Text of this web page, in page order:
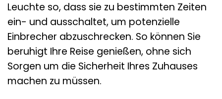
Leuchte so, dass sie zu bestimmten Zeiten
ein- und ausschaltet, um potenzielle
Einbrecher abzuschrecken. So können Sie
beruhigt Ihre Reise genießen, ohne sich
Sorgen um die Sicherheit Ihres Zuhauses
machen zu müssen.